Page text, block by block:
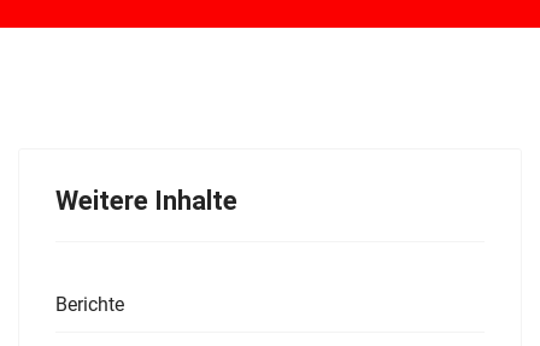
Weitere Inhalte
Berichte